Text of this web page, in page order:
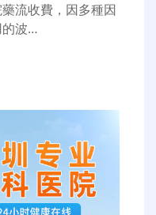
流收費，因多種因
的波…